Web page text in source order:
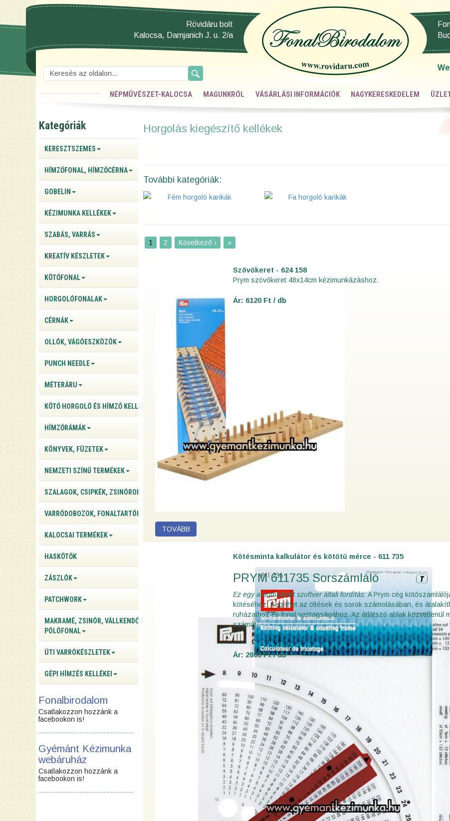
Rövidáru bolt
Kalocsa, Damjanich J. u. 2/a
NÉPMŰVÉSZET-KALOCSA MAGUNKRÓL VÁSÁRLÁSI INFORMÁCIÓK NAGYKERESKEDELEM
Kategóriák
KERESZTSZEMES
HÍMZŐFONAL, HÍMZŐCÉRNA
GOBELIN
KÉZIMUNKA KELLÉKEK
SZABÁS, VARRÁS
KREATÍV KÉSZLETEK
KÖTŐFONAL
HORGOLÓFONALAK
CÉRNÁK
OLLÓK, VÁGÓESZKÖZÖK
PUNCH NEEDLE
MÉTERÁRU
KÖTŐ HORGOLÓ ÉS HÍMZŐ KELLÉKEK
HÍMZŐRÁMÁK
KÖNYVEK, FÜZETEK
NEMZETI SZÍNŰ TERMÉKEK
SZALAGOK, CSIPKÉK, ZSINÓROK
VARRÓDOBOZOK, FONALTARTÓK
KALOCSAI TERMÉKEK
HASKÖTŐK
ZÁSZLÓK
PATCHWORK
MAKRAMÉ, ZSINÓR, VÁLLKENDŐ ÉS
PÓLÓFONAL
ÚTI VARRÓKÉSZLETEK
GÉPI HÍMZÉS KELLÉKEI
Fonalbirodalom
Csatlakozzon hozzánk a
facebookon is!
Gyémánt Kézimunka
webáruház
Csatlakozzon hozzánk a
facebookon is!
Horgolás kiegészítő kellékek
További kategóriák:
Fém horgoló karikák Fa horgoló karikák
1 2 Következő › »
Szövőkeret - 624 158
Prym szövőkeret 48x14cm kézimunkázáshoz.
Ár: 6120 Ft / db
Kötésminta kalkulátor és kötőtű mérce - 611 735
PRYM 611735 Sorszámláló
Ez egy automatizált szoftver általi fordítás:A Prym cég
kötéséhez. Segíthet az öltések és sorok számolásában, és
ruházathoz és fonal vastagságához. Az átlátszó ablak közvetlenül
számát.
Ár: 2800 Ft / db